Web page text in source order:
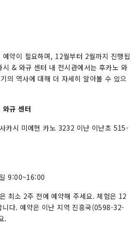
약이 필요하며, 12월부터 2월까지 진행됩
시 & 와규 센터 내 전시관에서는 후카노 와
의 역사에 대해 더 자세히 알아볼 수 있으
와규 센터
카시 미에현 카노 3232 이난 이난초 515-
9:00~16:00
최소 2주 전에 예약해 주세요. 체험은 12
니다. 예약은 이난 지역 진흥국(0598-32-
.